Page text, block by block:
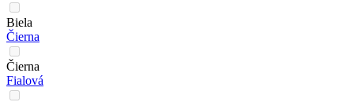
Biela
Čierna
Čierna
Fialová